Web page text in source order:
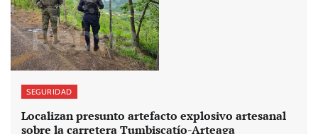
SEGURIDAD
Localizan presunto artefacto explosivo artesanal
sobre la carretera Tumbiscatío-Arteaga